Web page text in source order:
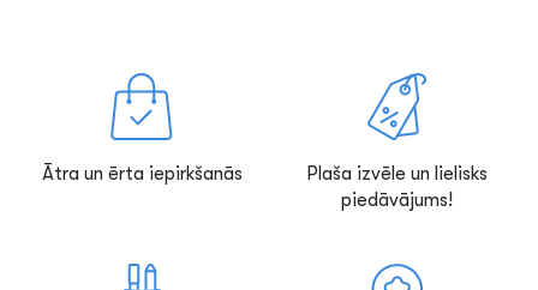
Ātra un ērta iepirkšanās
Plaša izvēle un lielisks
piedāvājums!